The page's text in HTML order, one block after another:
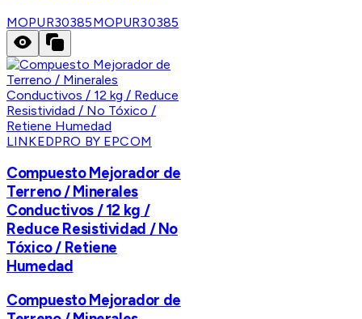
MOPUR30385MOPUR30385
LINKEDPRO BY EPCOM
Compuesto Mejorador de
Terreno / Minerales
Conductivos / 12 kg /
Reduce Resistividad / No
Tóxico / Retiene
Humedad
Compuesto Mejorador de